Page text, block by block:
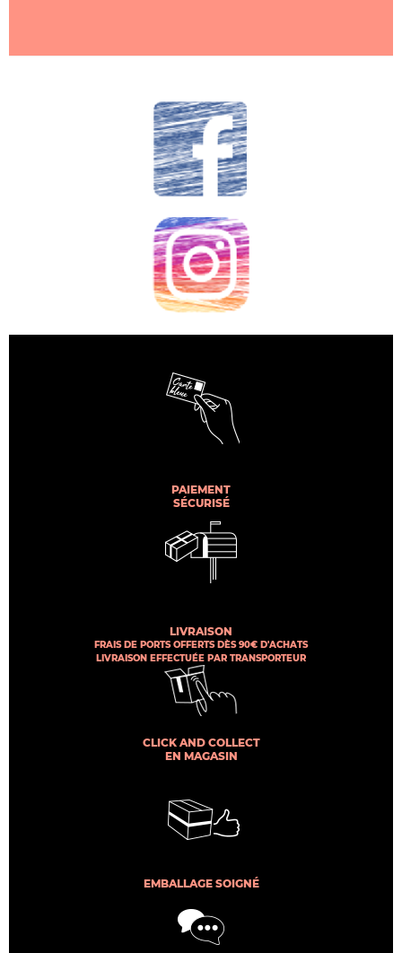
PAIEMENT
SÉCURISÉ
LIVRAISON
FRAIS DE PORTS OFFERTS DÈS 90€ D'ACHATS
LIVRAISON EFFECTUÉE PAR TRANSPORTEUR
CLICK AND COLLECT
EN MAGASIN
EMBALLAGE SOIGNÉ